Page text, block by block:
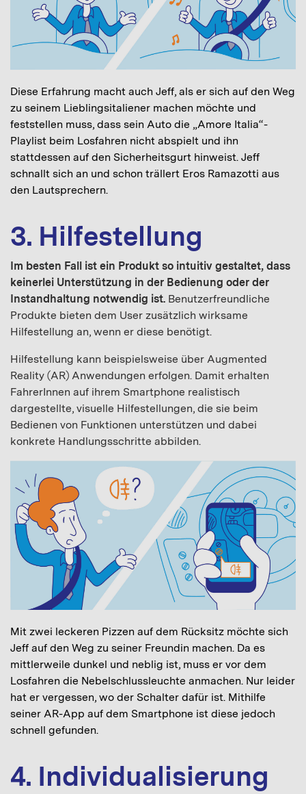
Diese Erfahrung macht auch Jeff, als er sich auf den Weg
zu seinem Lieblingsitaliener machen möchte und
feststellen muss, dass sein Auto die „Amore Italia“-
Playlist beim Losfahren nicht abspielt und ihn
stattdessen auf den Sicherheitsgurt hinweist. Jeff
schnallt sich an und schon trällert Eros Ramazotti aus
den Lautsprechern.
3. Hilfestellung
Im besten Fall ist ein Produkt so intuitiv gestaltet, dass
keinerlei Unterstützung in der Bedienung oder der
Instandhaltung notwendig ist. Benutzerfreundliche
Produkte bieten dem User zusätzlich wirksame
Hilfestellung an, wenn er diese benötigt.
Hilfestellung kann beispielsweise über Augmented
Reality (AR) Anwendungen erfolgen. Damit erhalten
FahrerInnen auf ihrem Smartphone realistisch
dargestellte, visuelle Hilfestellungen, die sie beim
Bedienen von Funktionen unterstützen und dabei
konkrete Handlungsschritte abbilden.
Mit zwei leckeren Pizzen auf dem Rücksitz möchte sich
Jeff auf den Weg zu seiner Freundin machen. Da es
mittlerweile dunkel und neblig ist, muss er vor dem
Losfahren die Nebelschlussleuchte anmachen. Nur leider
hat er vergessen, wo der Schalter dafür ist. Mithilfe
seiner AR-App auf dem Smartphone ist diese jedoch
schnell gefunden.
4. Individualisierung